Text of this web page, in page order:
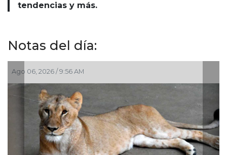
tendencias y más.
Notas del día:
Ago 06, 2026 / 9:56 AM